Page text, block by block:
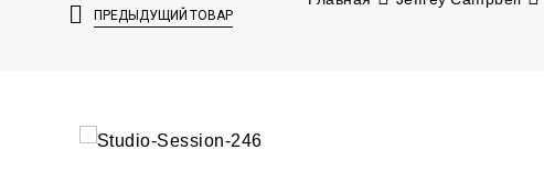
ПРЕДЫДУЩИЙ ТОВАР